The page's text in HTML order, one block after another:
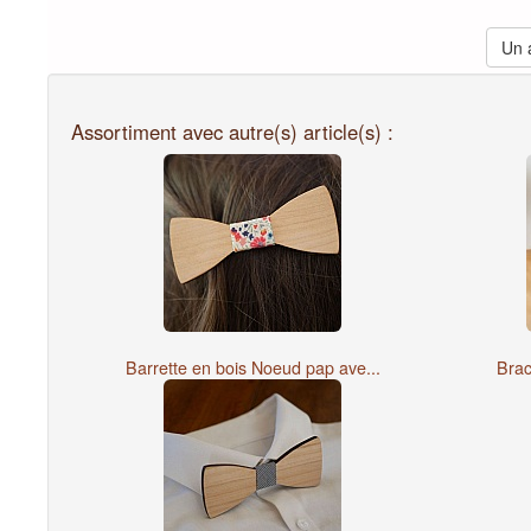
Un
Assortiment avec autre(s) article(s) :
Barrette en bois Noeud pap ave...